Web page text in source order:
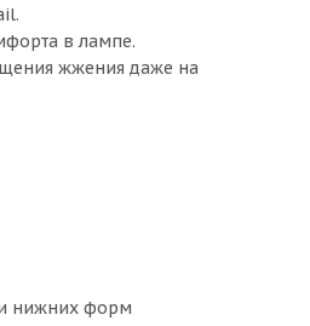
в лампе.
жжения даже на
нижних форм